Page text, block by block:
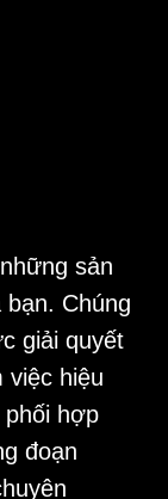
sản
Chúng
giải quyết
việc hiệu
hợp
đoạn